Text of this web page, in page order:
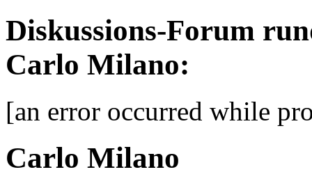
Diskussions-Forum
Carlo Milano:
[an error occurred while
Carlo Milano